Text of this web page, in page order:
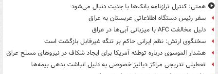
همتی: کنترل ترازنامه بانک‌ها با جدیت دنبال می‌شود
سفر رئیس دستگاه اطلاعاتی عربستان به عراق
دلیل مخالفت AFC با میزبانی آبی‌ها در عراق
سخنگوی ارتش: نظم ایرانی حاکم بر تنگه غیرقابل بازگشت است
هشدار الموسوی درباره توطئه آمریکا برای ایجاد شکاف در نیروهای مسلح عراق
تعطیلی تدریجی مراکز دیالیز خصوصی به دلیل انباشت بدهی بیمه‌ها